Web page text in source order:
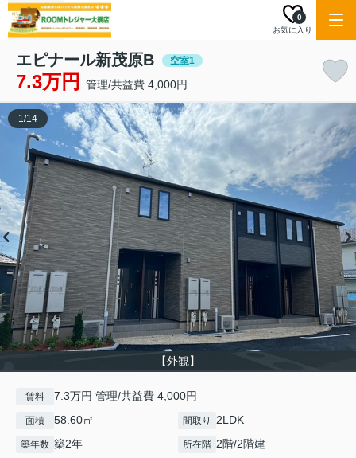
お気に入り
0
エピナール新茂原B 空室1
7.3万円 管理/共益費 4,000円
【外観】
1/14
賃料 7.3万円 管理/共益費 4,000円
面積 58.60㎡ 間取り 2LDK
築年数 築2年 所在階 2階/2階建